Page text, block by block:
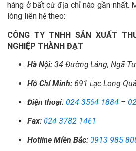
hàng ở bất cứ địa chỉ nào gần nhất.
lòng liên hệ theo:
CÔNG TY TNHH SẢN XUẤT
NGHIỆP THÀNH ĐẠT
Hà Nội: 34 Đường Láng, Ngã
Hồ Chí Minh: 691 Lạc Long
Điện thoại: 024 3564 1884 –
Fax: 024 3782 1461
Hotline Miền Bắc: 0913 985